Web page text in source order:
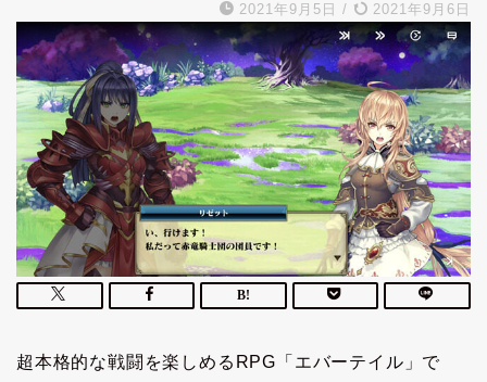
2021年9月5日 / 2021年9月6日
超本格的な戦闘を楽しめるRPG「エバーテイル」で